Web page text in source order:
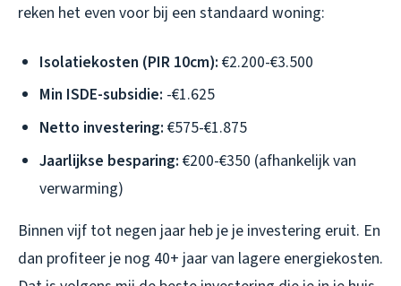
reken het even voor bij een standaard woning:
Isolatiekosten (PIR 10cm): €2.200-€3.500
Min ISDE-subsidie: -€1.625
Netto investering: €575-€1.875
Jaarlijkse besparing: €200-€350 (afhankelijk van
verwarming)
Binnen vijf tot negen jaar heb je je investering eruit. En
dan profiteer je nog 40+ jaar van lagere energiekosten.